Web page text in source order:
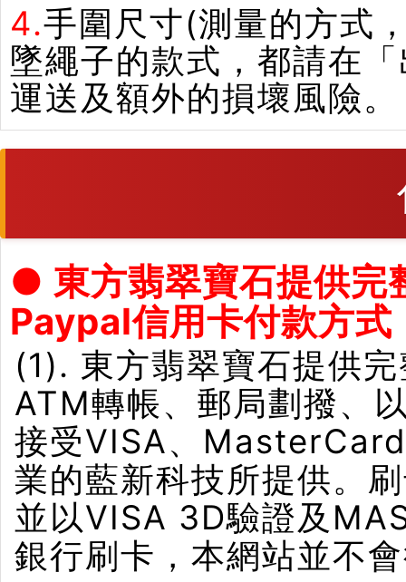
4.手圍尺寸(測量的方式
墜繩子的款式，都請在
運送及額外的損壞風險。
● 東方翡翠寶石提供完
Paypal信用卡付款方式
(1). 東方翡翠寶石提供
ATM轉帳、郵局劃撥、
接受VISA、
業的藍新科技所提供。
並以VISA 3D驗證及
銀行刷卡，本網站並不